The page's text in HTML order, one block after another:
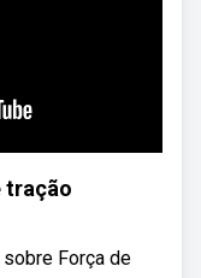
tração
Força de